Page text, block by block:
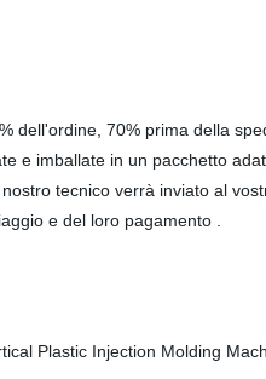
dell'ordine, 70% prima della
e imballate in un pacchetto
tecnico verrà inviato al
e del loro pagamento .